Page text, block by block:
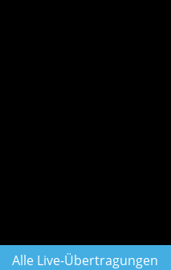
Alle Live-Übertragungen